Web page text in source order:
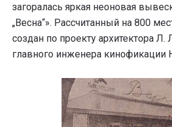
загоралась яркая неоновая
„Весна“». Рассчитанный на 800
создан по проекту архитектора Л.
главного инженера кинофикации